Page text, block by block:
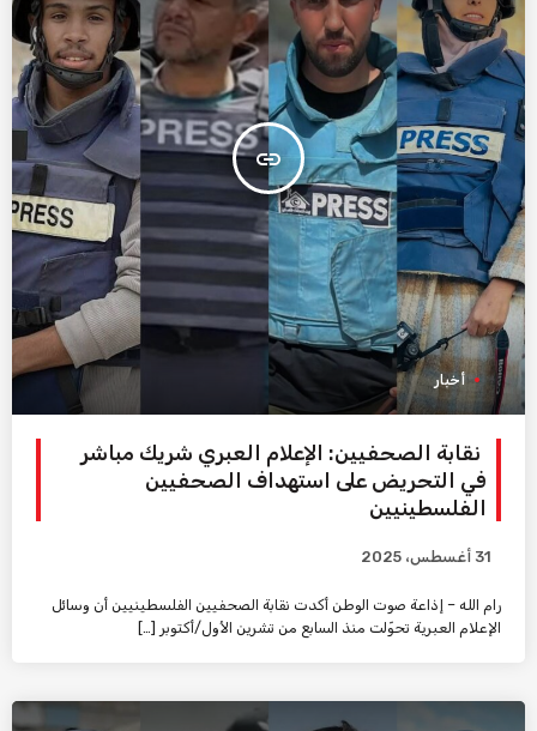
insert_link
أخبار
نقابة الصحفيين: الإعلام العبري شريك مباشر
في التحريض على استهداف الصحفيين
الفلسطينيين
31 أغسطس، 2025
رام الله – إذاعة صوت الوطن أكدت نقابة الصحفيين الفلسطينيين أن وسائل
الإعلام العبرية تحوّلت منذ السابع من تشرين الأول/أكتوبر […]